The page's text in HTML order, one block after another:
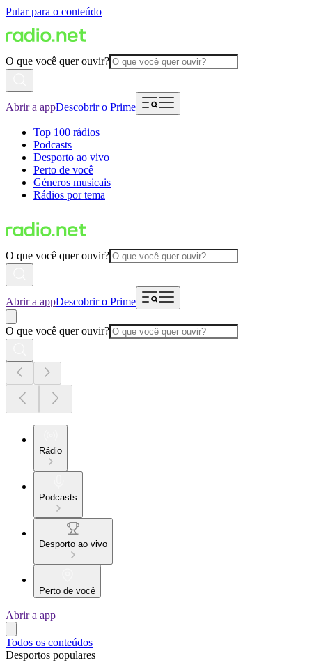
Pular para o conteúdo
O que você quer ouvir?
Abrir a appDescobrir o Prime
Top 100 rádios
Podcasts
Desporto ao vivo
Perto de você
Géneros musicais
Rádios por tema
O que você quer ouvir?
Abrir a appDescobrir o Prime
O que você quer ouvir?
Rádio
Podcasts
Desporto ao vivo
Perto de você
Abrir a app
Todos os conteúdos
Desportos populares